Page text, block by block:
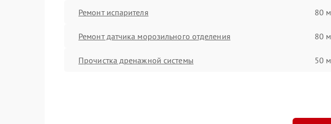
Ремонт испарителя 80
Ремонт датчика морозильного отделения 80
Прочистка дренажной системы 50